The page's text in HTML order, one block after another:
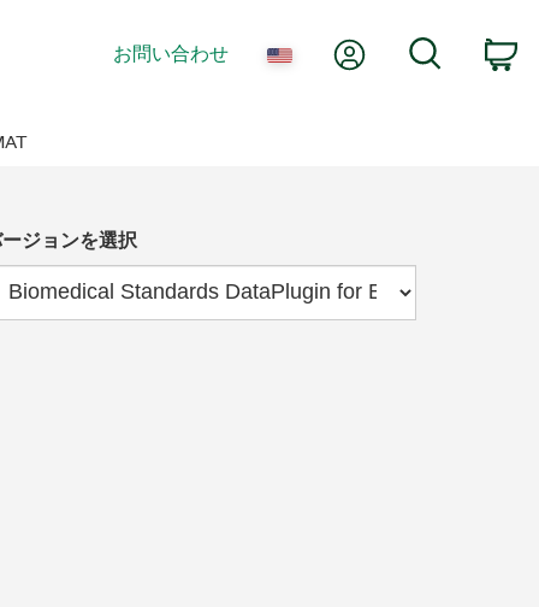
お問い合わせ Myアカウント
ジョンを選択